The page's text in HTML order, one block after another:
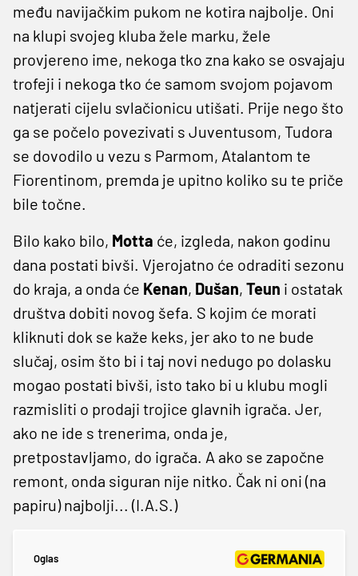
među navijačkim pukom ne kotira najbolje. Oni
na klupi svojeg kluba žele marku, žele
provjereno ime, nekoga tko zna kako se osvajaju
trofeji i nekoga tko će samom svojom pojavom
natjerati cijelu svlačionicu utišati. Prije nego što
ga se počelo povezivati s Juventusom, Tudora
se dovodilo u vezu s Parmom, Atalantom te
Fiorentinom, premda je upitno koliko su te priče
bile točne.
Bilo kako bilo, Motta će, izgleda, nakon godinu
dana postati bivši. Vjerojatno će odraditi sezonu
do kraja, a onda će Kenan, Dušan, Teun i ostatak
društva dobiti novog šefa. S kojim će morati
kliknuti dok se kaže keks, jer ako to ne bude
slučaj, osim što bi i taj novi nedugo po dolasku
mogao postati bivši, isto tako bi u klubu mogli
razmisliti o prodaji trojice glavnih igrača. Jer,
ako ne ide s trenerima, onda je,
pretpostavljamo, do igrača. A ako se započne
remont, onda siguran nije nitko. Čak ni oni (na
papiru) najbolji... (I.A.S.)
Oglas